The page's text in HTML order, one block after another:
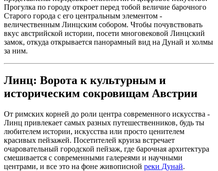
Прогулка по городу откроет перед тобой величие барочного
Старого города с его центральным элементом -
величественным Линцским собором. Чтобы почувствовать
вкус австрийской истории, посети многовековой Линцский
замок, откуда открывается панорамный вид на Дунай и холмы
за ним.
Линц: Ворота к культурным и
историческим сокровищам Австрии
От римских корней до роли центра современного искусства -
Линц привлекает самых разных путешественников, будь ты
любителем истории, искусства или просто ценителем
красивых пейзажей. Посетителей круиза встречает
очаровательный городской пейзаж, где барочная архитектура
смешивается с современными галереями и научными
центрами, и все это на фоне живописной реки Дунай.